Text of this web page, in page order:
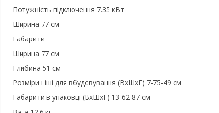
Потужність підключення 7.35 кВт
Ширина 77 см
Габарити
Ширина 77 см
Глибина 51 см
Розміри ніші для вбудовування (ВxШxГ) 7-75-49 см
Габарити в упаковці (ВxШxГ) 13-62-87 см